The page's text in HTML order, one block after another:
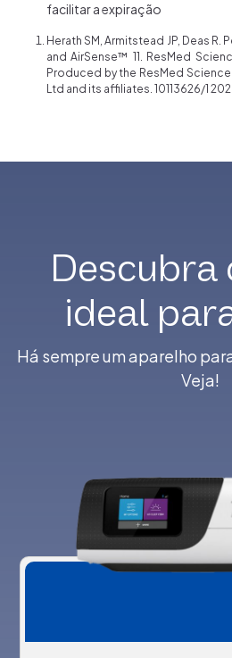
facilitar a expiração
Herath SM, Armitstead JP, Deas R.
andAirSense™ 11. ResMed
Produced by the ResMed
Ltd and its affiliates. 10113626/1
Descubra
ideal
Há sempre um aparelho
Veja!